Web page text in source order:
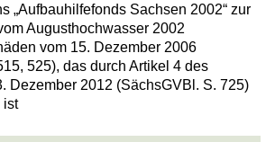
„Aufbauhilfefonds Sachsen 2002“ zur
Augusthochwasser 2002
vom 15. Dezember 2006
525), das durch Artikel 4 des
Dezember 2012 (SächsGVBl. S. 725)
ist